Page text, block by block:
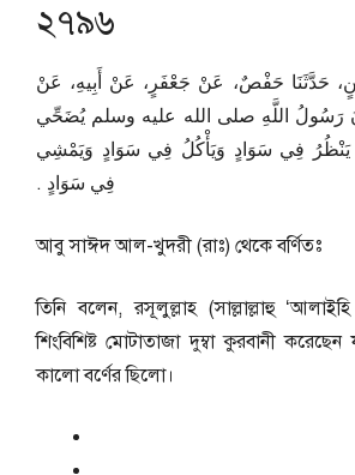
২৭৯৬
حَدَّثَنَا حَفْصٌ، عَنْ جَعْفَرٍ، عَنْ أَبِيهِ، عَنْ
رَسُولُ اللَّهِ صلى الله عليه وسلم يُضَحِّي
فِي سَوَادٍ وَيَأْكُلُ فِي سَوَادٍ وَيَمْشِي
فِي سَوَادٍ ‏.‏
আবু সাঈদ আল-খুদরী (রাঃ) থেকে বর্ণিতঃ
তিনি বলেন, রসূলুল্লাহ (সাল্লাল্লাহু
শিংবিশিষ্ট মোটাতাজা দুম্বা কুরবানী
কালো বর্ণের ছিলো।